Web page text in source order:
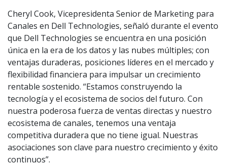
Cheryl Cook, Vicepresidenta Senior de Marketing para
Canales en Dell Technologies, señaló durante el evento
que Dell Technologies se encuentra en una posición
única en la era de los datos y las nubes múltiples; con
ventajas duraderas, posiciones líderes en el mercado y
flexibilidad financiera para impulsar un crecimiento
rentable sostenido. “Estamos construyendo la
tecnología y el ecosistema de socios del futuro. Con
nuestra poderosa fuerza de ventas directas y nuestro
ecosistema de canales, tenemos una ventaja
competitiva duradera que no tiene igual. Nuestras
asociaciones son clave para nuestro crecimiento y éxito
continuos”.